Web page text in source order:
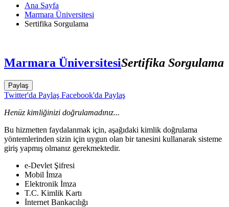
Ana Sayfa
Marmara Üniversitesi
Sertifika Sorgulama
Marmara ÜniversitesiSertifika Sorgulama
Paylaş
Twitter'da Paylaş Facebook'da Paylaş
Henüz kimliğinizi doğrulamadınız...
Bu hizmetten faydalanmak için, aşağıdaki kimlik doğrulama
yöntemlerinden sizin için uygun olan bir tanesini kullanarak sisteme
giriş yapmış olmanız gerekmektedir.
e-Devlet Şifresi
Mobil İmza
Elektronik İmza
T.C. Kimlik Kartı
İnternet Bankacılığı